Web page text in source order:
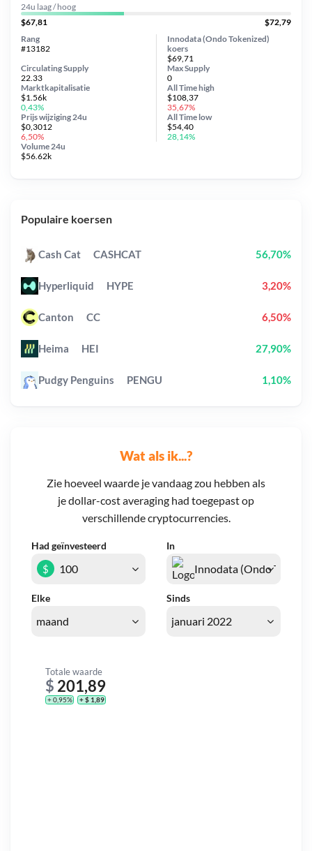
Wat als ik...?
Zie hoeveel waarde je vandaag zou hebben als
je dollar-cost averaging had toegepast op
verschillende cryptocurrencies.
Had geïnvesteerd In
Elke Sinds
$
Totale waarde
$ 201,89
+ 0,95% + $ 1,89
24u laag / hoog
$67,81
$72,79
Innodata (Ondo Tokenized)
koers
$69,71
Circulating Supply
22.33
Prijs wijziging 24u
$0,3012
6,50%
Max Supply
0
Marktkapitalisatie
$1.56k
0,43%
Volume 24u
$56.62k
Rang
#13182
All Timehigh
$108,37
35,67%
All Time low
$54,40
28,14%
Populaire koersen
Cash Cat CASHCAT 56,70%
Hyperliquid HYPE 3,20%
Canton CC 6,50%
Heima HEI 27,90%
Pudgy Penguins PENGU 1,10%